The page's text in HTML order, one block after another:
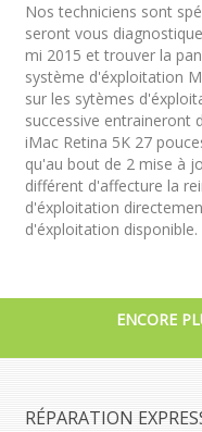
Nos techniciens sont
seront vous
mi 2015 et trouver la
système d'éxploitation
sur les sytèmes
successive entraineront
iMac Retina 5K 27
qu'au bout de 2 mise à
différent d'affecture la
d'éxploitation
d'éxploitation disponible.
ENCORE
RÉPARATION